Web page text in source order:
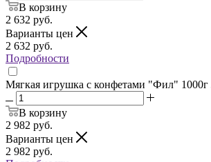
В корзину
2 632 руб.
Варианты цен
2 632 руб.
Подробности
Мягкая игрушка с конфетами "Фил"
В корзину
2 982 руб.
Варианты цен
2 982 руб.